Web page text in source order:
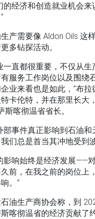
的经济和创造就业机会来
产需要像 Aldon Oils 这
多钻探活动。
一直都很重要，不仅从生
服务工作岗位以及围绕
业来看也是如此，”布拉
卡伦特，并在那里长大
斯喀彻温省省长。
部事件真正影响到石油和
我们总是首当其冲地受到
影响始终是经济发展——
前，在我之前的岗位上
。”
油生产商协会称，到
喀彻温省的经济贡献了